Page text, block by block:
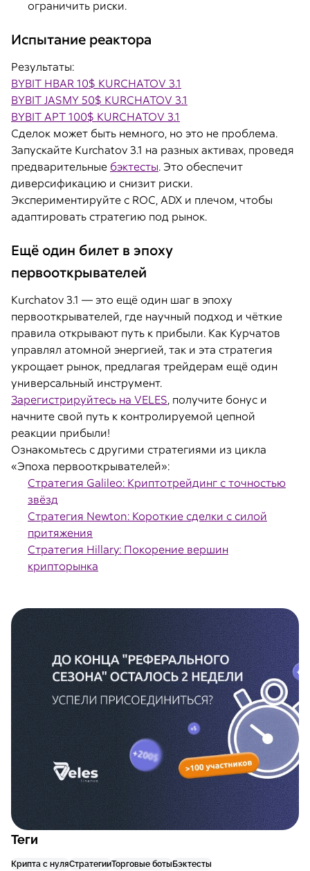
ограничить риски.
Испытание реактора
Результаты:
BYBIT HBAR 10$ KURCHATOV 3.1
BYBIT JASMY 50$ KURCHATOV 3.1
BYBIT APT 100$ KURCHATOV 3.1
Сделок может быть немного, но это не проблема.
Запускайте Kurchatov 3.1 на разных активах, проведя
предварительные бэктесты. Это обеспечит
диверсификацию и снизит риски.
Экспериментируйте с ROC, ADX и плечом, чтобы
адаптировать стратегию под рынок.
Ещё один билет в эпоху
первооткрывателей
Kurchatov 3.1 — это ещё один шаг в эпоху
первооткрывателей, где научный подход и чёткие
правила открывают путь к прибыли. Как Курчатов
управлял атомной энергией, так и эта стратегия
укрощает рынок, предлагая трейдерам ещё один
универсальный инструмент.
Зарегистрируйтесь на VELES, получите бонус и
начните свой путь к контролируемой цепной
реакции прибыли!
Ознакомьтесь с другими стратегиями из цикла
«Эпоха первооткрывателей»:
Стратегия Galileo: Криптотрейдинг с точностью
звёзд
Стратегия Newton: Короткие сделки с силой
притяжения
Стратегия Hillary: Покорение вершин
крипторынка
Теги
Крипта с нуляСтратегииТорговые боты Бэктесты